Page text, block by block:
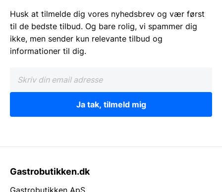
Husk at tilmelde dig vores nyhedsbrev og vær først
til de bedste tilbud. Og bare rolig, vi spammer dig
ikke, men sender kun relevante tilbud og
informationer til dig.
Ja tak, tilmeld mig
Gastrobutikken.dk
Gastrobutikken ApS